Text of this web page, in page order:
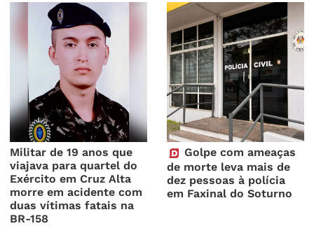
Militar de 19 anos que
viajava para quartel do
Exército em Cruz Alta
morre em acidente com
duas vítimas fatais na
BR-158
Golpe com ameaças
de morte leva mais de
dez pessoas à polícia
em Faxinal do Soturno